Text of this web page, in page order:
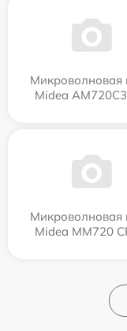
Микроволновая
Midea
Микроволновая
Midea MM720